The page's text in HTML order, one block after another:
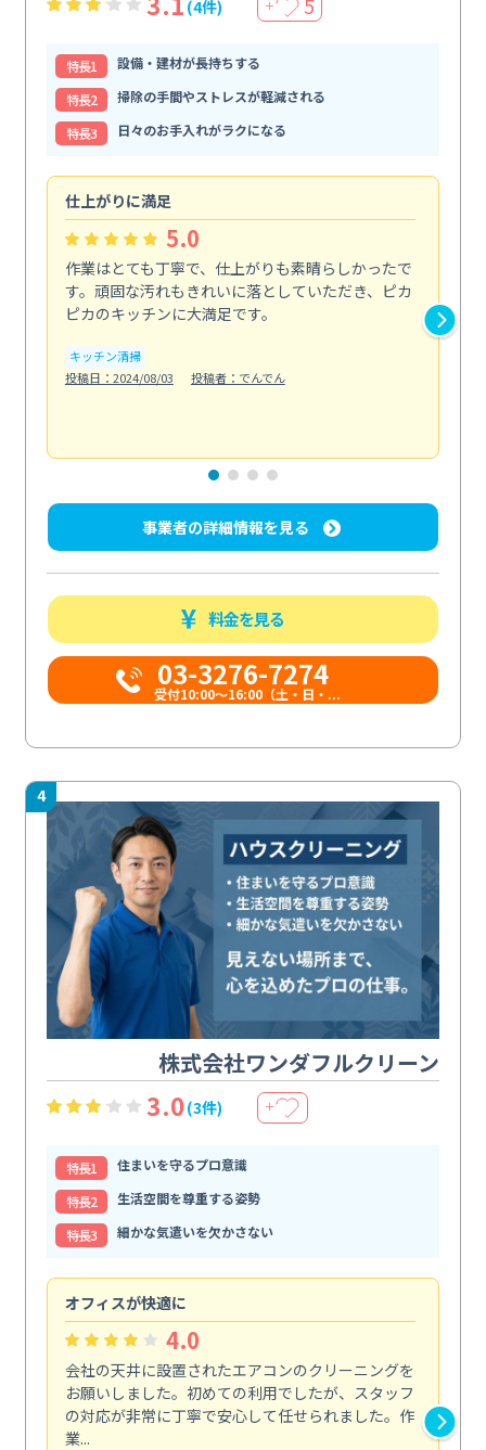
(4件) ＋ 5
特⻑1
設備・建材が長持ちする
特⻑2
掃除の手間やストレスが軽減される
特⻑3
日々のお手入れがラクになる
仕上がりに満足
5.0
作業はとても丁寧で、仕上がりも素晴らしかったで
す。頑固な汚れもきれいに落としていただき、ピカ
ピカのキッチンに大満足です。
キッチン清掃
投稿日：2024/08/03
投稿者：でんでん
事業者の詳細情報を見る
料金を見る
03-3276-7274
受付10:00〜16:00（土・日・...
4
株式会社ワンダフルクリーン
3.0(3件) ＋
特⻑1
住まいを守るプロ意識
特⻑2
生活空間を尊重する姿勢
特⻑3
細かな気遣いを欠かさない
オフィスが快適に
4.0
会社の天井に設置されたエアコンのクリーニングを
お願いしました。初めての利用でしたが、スタッフ
の対応が非常に丁寧で安心して任せられました。作
業...